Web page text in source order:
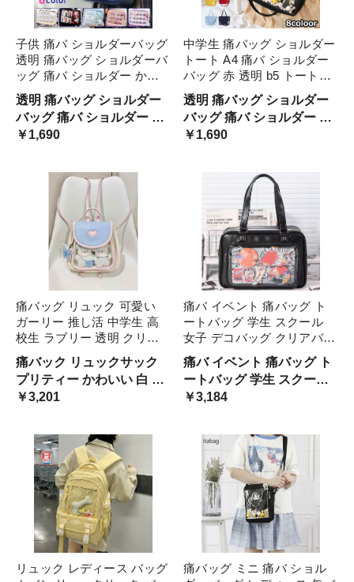
子供 痛バ ショルダーバッグ
透明 痛バッグ ショルダーバ
ッグ 痛バ ショルダー かわ
いい 小さめ 推し活 ヲタ活
推しカラー 推し色 肩掛け
レディース
透明 痛バッグ ショルダー
バッグ 痛バ ショルダー か
わいい 小さめ 推し活 ヲタ
け レディース
￥1,690
中学生 痛バッグ ショルダー
トート A4 痛バ ショルダー
バッグ 赤 透明 b5 トートバ
ッグ ファスナー イエロー
大きめ パープル 水色 いた
ばっく 痛バック 缶バッチ
ぬいぐるみ 小さめ 安い オ
ラー 推し色 肩掛け レディ
透明 痛バッグ ショルダー
バッグ 痛バ ショルダー か
わいい 小さめ 推し活 ヲタ
￥1,690
痛バッグ リュック 可愛い
ガーリー 推し活 中学生 高
校生 ラブリー 透明 クリア
ポケット 韓国系 ポップ パ
ステルカラー バックパック
個性的 キュート フレンチレ
トロ 学校 通学 スクー ニッ
痛バック リュックサック
プリティー かわいい 白 ホ
ワイト 青 ブルー かぶせ ハ
ポケット ビニール 春 夏 プ
レゼント
￥3,201
痛バ イベント 痛バッグ ト
ートバッグ 学生 スクール
女子 デコバッグ クリアバッ
グ 推し活 推しバッグ 透明
バッグ
痛バ イベント 痛バッグ ト
ートバッグ 学生 スクール
女子 デコバッグ 透明バッ
しバッグ
￥3,184
リュック レディース バッグ
痛バッグ ミニ 痛バ ショル